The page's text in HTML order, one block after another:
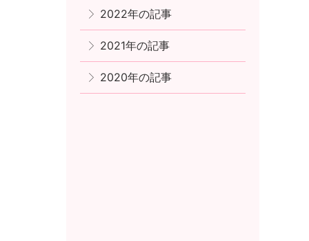
2022年の記事
2021年の記事
2020年の記事